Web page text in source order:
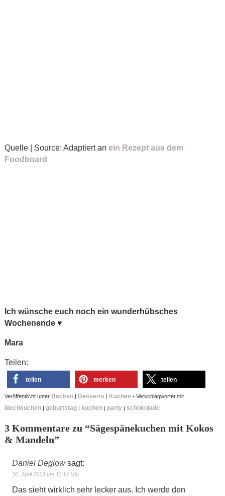
Quelle | Source: Adaptiert an ein Rezept aus dem
Foodboard
Ich wünsche euch noch ein wunderhübsches
Wochenende ♥
Mara
Teilen:
teilen merken teilen
Veröffentlicht unter Backen| Desserts Kuchen• Verschlagwortet mit
blechkuchen| geburtstag| kuchen| party| schokolade
3 Kommentare zu “Sägespänekuchen mit Kokos
& Mandeln”
Daniel Deglow sagt:
20. April 2013 um 11:14 Uhr
Das sieht wirklich sehr lecker aus. Ich werde den